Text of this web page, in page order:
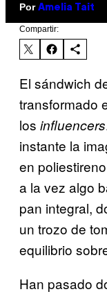
Por Amelia Tait
Compartir:
El sándwich
transformado
los influencers
instante la
en
a la vez algo
pan integral,
un trozo de
equilibrio
Han pasado